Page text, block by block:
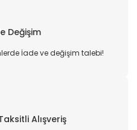
Değişim
İade ve değişim talebi!
Alışveriş